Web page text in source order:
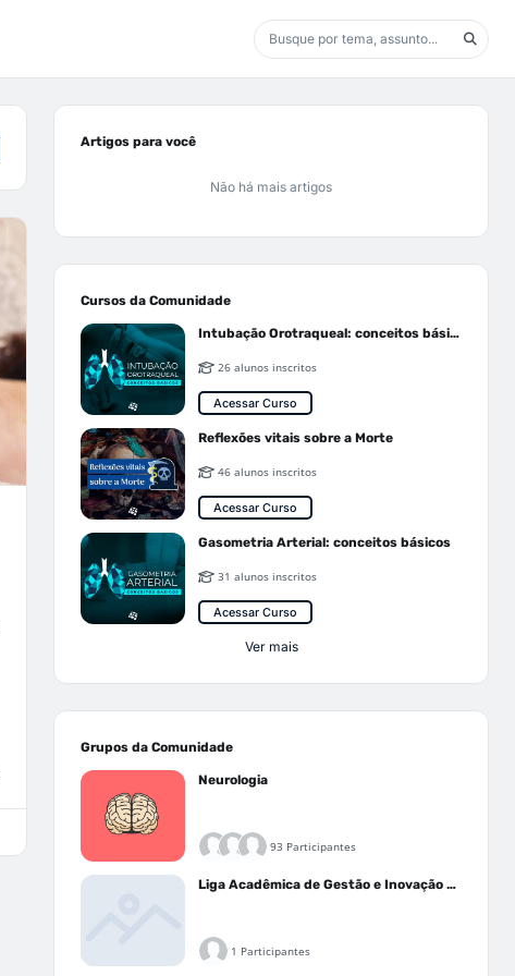
Artigos para você
Não há mais artigos
Cursos da Comunidade
Intubação Orotraqueal: conceitos básicos
26 alunos inscritos
Acessar Curso
Reflexões vitais sobre a Morte
46 alunos inscritos
Acessar Curso
Gasometria Arterial: conceitos básicos
31 alunos inscritos
Acessar Curso
Ver mais
Grupos da Comunidade
Neurologia
93 Participantes
Liga Acadêmica de Gestão e Inovação Médica - LAGIM
1 Participantes